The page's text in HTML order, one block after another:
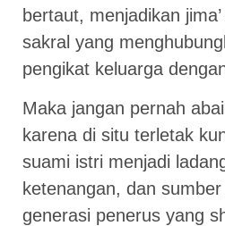
bertaut, menjadikan
sakral yang
pengikat keluarga
Maka jangan pernah
karena di situ terletak
suami istri menjadi
ketenangan, dan
generasi penerus yang